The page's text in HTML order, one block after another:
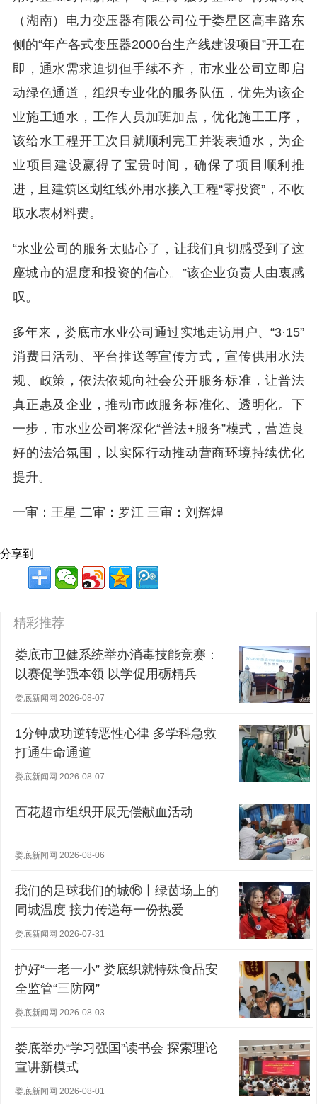
（湖南）电力变压器有限公司位于娄星区高丰路东
侧的“年产各式变压器2000台生产线建设项目”开工在
即，通水需求迫切但手续不齐，市水业公司立即启
动绿色通道，组织专业化的服务队伍，优先为该企
业施工通水，工作人员加班加点，优化施工工序，
该给水工程开工次日就顺利完工并装表通水，为企
业项目建设赢得了宝贵时间，确保了项目顺利推
进，且建筑区划红线外用水接入工程“零投资”，不收
取水表材料费。
“水业公司的服务太贴心了，让我们真切感受到了这
座城市的温度和投资的信心。”该企业负责人由衷感
叹。
多年来，娄底市水业公司通过实地走访用户、“3·15”
消费日活动、平台推送等宣传方式，宣传供用水法
规、政策，依法依规向社会公开服务标准，让普法
真正惠及企业，推动市政服务标准化、透明化。下
一步，市水业公司将深化“普法+服务”模式，营造良
好的法治氛围，以实际行动推动营商环境持续优化
提升。
一审：王星 二审：罗江 三审：刘辉煌
分享到
精彩推荐
娄底市卫健系统举办消毒技能竞赛：
以赛促学强本领 以学促用砺精兵
娄底新闻网 2026-08-07
1分钟成功逆转恶性心律 多学科急救
打通生命通道
娄底新闻网 2026-08-07
百花超市组织开展无偿献血活动
娄底新闻网 2026-08-06
我们的足球我们的城⑯丨绿茵场上的
同城温度 接力传递每一份热爱
娄底新闻网 2026-07-31
护好“一老一小” 娄底织就特殊食品安
全监管“三防网”
娄底新闻网 2026-08-03
娄底举办“学习强国”读书会 探索理论
宣讲新模式
娄底新闻网 2026-08-01